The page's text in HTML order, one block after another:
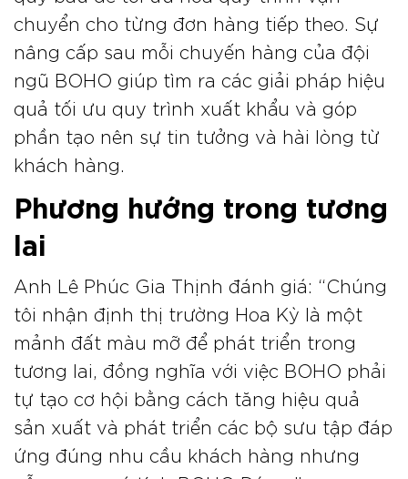
chuyển cho từng đơn hàng tiếp theo. Sự
nâng cấp sau mỗi chuyến hàng của đội
ngũ BOHO giúp tìm ra các giải pháp hiệu
quả tối ưu quy trình xuất khẩu và góp
phần tạo nên sự tin tưởng và hài lòng từ
khách hàng.
Phương hướng trong tương
lai
Anh Lê Phúc Gia Thịnh đánh giá: “Chúng
tôi nhận định thị trường Hoa Kỳ là một
mảnh đất màu mỡ để phát triển trong
tương lai, đồng nghĩa với việc BOHO phải
tự tạo cơ hội bằng cách tăng hiệu quả
sản xuất và phát triển các bộ sưu tập đáp
ứng đúng nhu cầu khách hàng nhưng